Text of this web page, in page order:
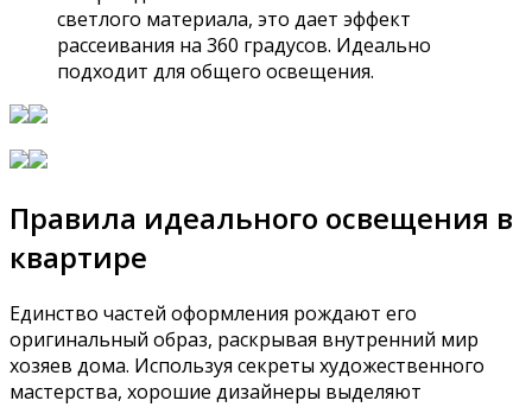
светлого материала, это дает эффект
рассеивания на 360 градусов. Идеально
подходит для общего освещения.
Правила идеального освещения в
квартире
Единство частей оформления рождают его
оригинальный образ, раскрывая внутренний мир
хозяев дома. Используя секреты художественного
мастерства, хорошие дизайнеры выделяют